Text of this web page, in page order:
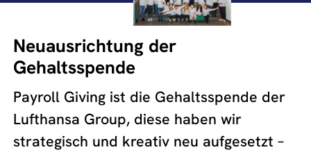
Neuausrichtung der
Gehaltsspende
Payroll Giving ist die Gehaltsspende der
Lufthansa Group, diese haben wir
strategisch und kreativ neu aufgesetzt –